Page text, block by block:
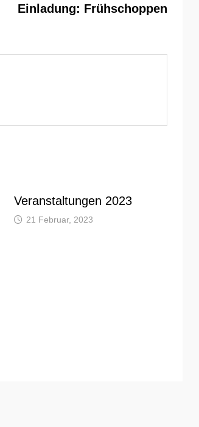
Beitrag:
Einladung: Frühschoppen
Veranstaltungen 2023
21 Februar, 2023